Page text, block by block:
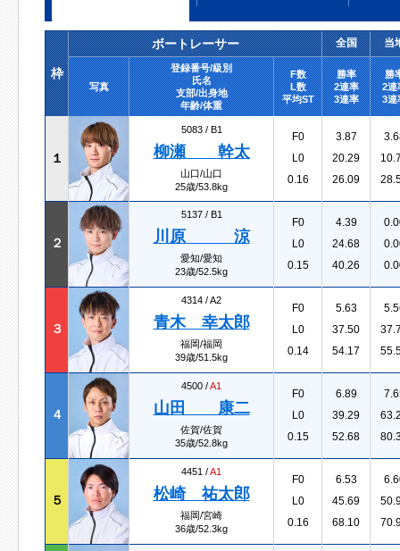
枠
ボートレーサー 全国 当
写真
登録番号/級別
氏名
支部/出身地
年齢/体重
F数
L数
平均ST
勝率
2連率
3連率
勝
2連
3連
１
5083 / B1
柳瀬 幹太
山口/山口
25歳/53.8kg
F0
L0
0.16
3.87
20.29
26.09
２
5137 / B1
川原 涼
愛知/愛知
23歳/52.5kg
F0
L0
0.15
4.39
24.68
40.26
３
4314 /A2
青木 幸太郎
福岡/福岡
39歳/51.5kg
F0
L0
0.14
5.63
37.50
54.17
４
4500 /A1
山田 康二
佐賀/佐賀
35歳/52.8kg
F0
L0
0.15
6.89
39.29
52.68
５
4451 /A1
松崎 祐太郎
福岡/宮崎
36歳/52.3kg
F0
L0
0.16
6.53
45.69
68.10